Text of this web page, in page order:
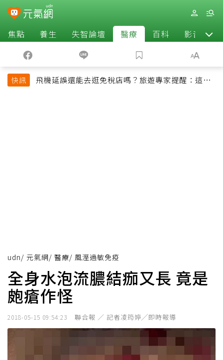
焦點 養生 失智論壇 醫療 百科 影音
快訊
飛機延誤還能去逛免稅店嗎？旅遊專家提醒：這個
udn/ 元氣網/ 醫療/ 風溼過敏免疫
全身水泡流膿結痂又長 竟是
皰瘡作怪
2018-05-15 09:54:23 聯合報 ／ 記者凌筠婷╱即時報導